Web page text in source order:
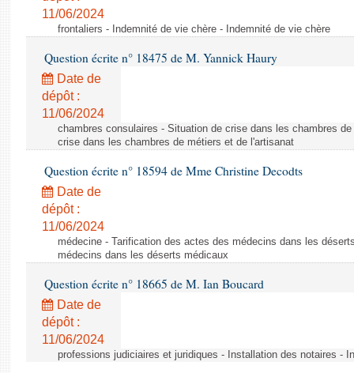
11/06/2024
frontaliers - Indemnité de vie chère - Indemnité de vie chère
Question écrite n° 18475 de M. Yannick Haury
Date de
dépôt :
11/06/2024
chambres consulaires - Situation de crise dans les chambres
crise dans les chambres de métiers et de l'artisanat
Question écrite n° 18594 de Mme Christine Decodts
Date de
dépôt :
11/06/2024
médecine - Tarification des actes des médecins dans les
médecins dans les déserts médicaux
Question écrite n° 18665 de M. Ian Boucard
Date de
dépôt :
11/06/2024
professions judiciaires et juridiques - Installation des notaires -